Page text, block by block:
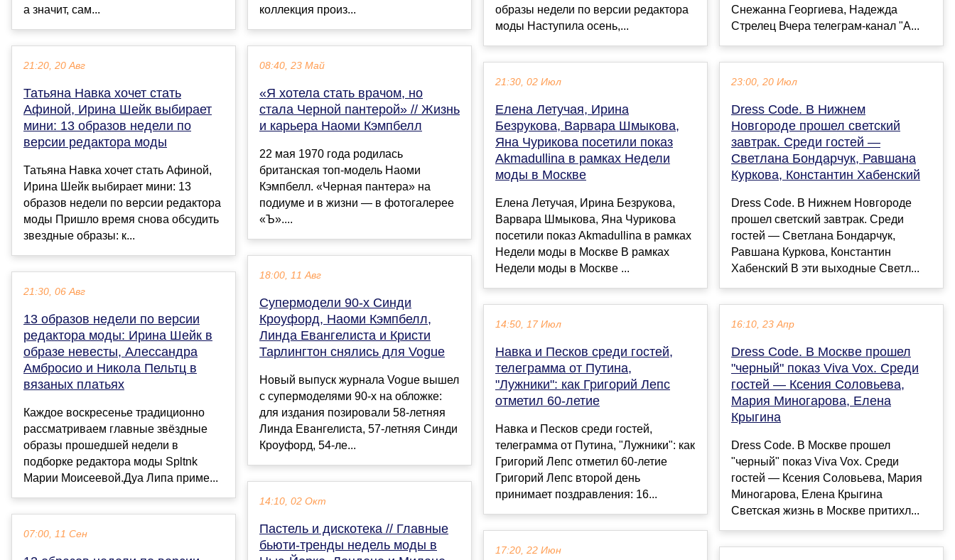
а значит, сам...
21:20, 20 Авг
Татьяна Навка хочет стать
Афиной, Ирина Шейк выбирает
мини: 13 образов недели по
версии редактора моды
Татьяна Навка хочет стать Афиной,
Ирина Шейк выбирает мини: 13
образов недели по версии редактора
моды Пришло время снова обсудить
звездные образы: к...
21:30, 06 Авг
13 образов недели по версии
редактора моды: Ирина Шейк в
образе невесты, Алессандра
Амбросио и Никола Пельтц в
вязаных платьях
Каждое воскресенье традиционно
рассматриваем главные звёздные
образы прошедшей недели в
подборке редактора моды Spltnk
Марии Моисеевой.Дуа Липа приме...
07:00, 11 Сен
коллекция произ...
08:40, 23 Май
«Я хотела стать врачом, но
стала Черной пантерой» // Жизнь
и карьера Наоми Кэмпбелл
22 мая 1970 года родилась
британская топ-модель Наоми
Кэмпбелл. «Черная пантера» на
подиуме и в жизни — в фотогалерее
«Ъ»....
18:00, 11 Авг
Супермодели 90-х Синди
Кроуфорд, Наоми Кэмпбелл,
Линда Евангелиста и Кристи
Тарлингтон снялись для Vogue
Новый выпуск журнала Vogue вышел
с супермоделями 90-х на обложке:
для издания позировали 58-летняя
Линда Евангелиста, 57-летняя Синди
Кроуфорд, 54-ле...
14:10, 02 Окт
Пастель и дискотека // Главные
бьюти-тренды недель моды в
образы недели по версии редактора
моды Наступила осень,...
21:30, 02 Июл
Елена Летучая, Ирина
Безрукова, Варвара Шмыкова,
Яна Чурикова посетили показ
Akmadullina в рамках Недели
моды в Москве
Елена Летучая, Ирина Безрукова,
Варвара Шмыкова, Яна Чурикова
посетили показ Akmadullina в рамках
Недели моды в Москве В рамках
Недели моды в Москве ...
14:50, 17 Июл
Навка и Песков среди гостей,
телеграмма от Путина,
"Лужники": как Григорий Лепс
отметил 60-летие
Навка и Песков среди гостей,
телеграмма от Путина, "Лужники": как
Григорий Лепс отметил 60-летие
Григорий Лепс второй день
принимает поздравления: 16...
17:20, 22 Июн
Снежанна Георгиева, Надежда
Стрелец Вчера телеграм-канал "А...
23:00, 20 Июл
Dress Code. В Нижнем
Новгороде прошел светский
завтрак. Среди гостей —
Светлана Бондарчук, Равшана
Куркова, Константин Хабенский
Dress Code. В Нижнем Новгороде
прошел светский завтрак. Среди
гостей — Светлана Бондарчук,
Равшана Куркова, Константин
Хабенский В эти выходные Светл...
16:10, 23 Апр
Dress Code. В Москве прошел
"черный" показ Viva Vox. Среди
гостей — Ксения Соловьева,
Мария Миногарова, Елена
Крыгина
Dress Code. В Москве прошел
"черный" показ Viva Vox. Среди
гостей — Ксения Соловьева, Мария
Миногарова, Елена Крыгина
Светская жизнь в Москве притихл...